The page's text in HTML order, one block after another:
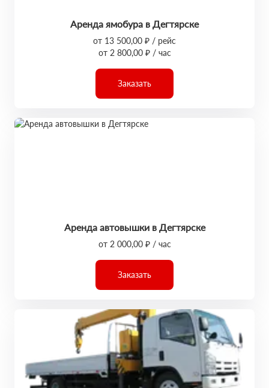
Аренда ямобура в Дегтярске
от 13 500,00 ₽ / рейс
от 2 800,00 ₽ / час
Заказать
Аренда автовышки в Дегтярске
от 2 000,00 ₽ / час
Заказать